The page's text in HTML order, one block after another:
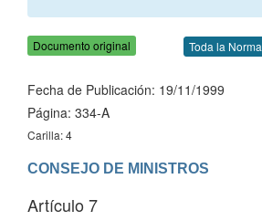
Documento original Toda la Norma
Fecha de Publicación: 19/11/1999
Página: 334-A
Carilla: 4
Artículo 7